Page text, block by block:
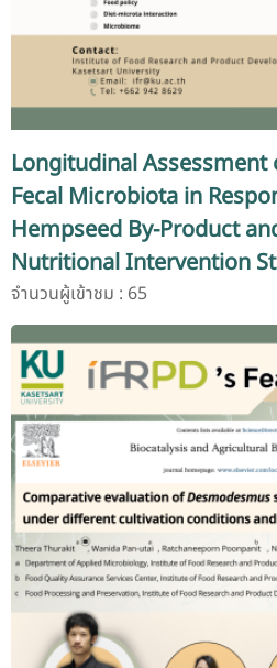
Longitudinal Assessment
Fecal Microbiota in
Hempseed By-Product
Nutritional Intervention
จำนวนผู้เข้าชม : 65